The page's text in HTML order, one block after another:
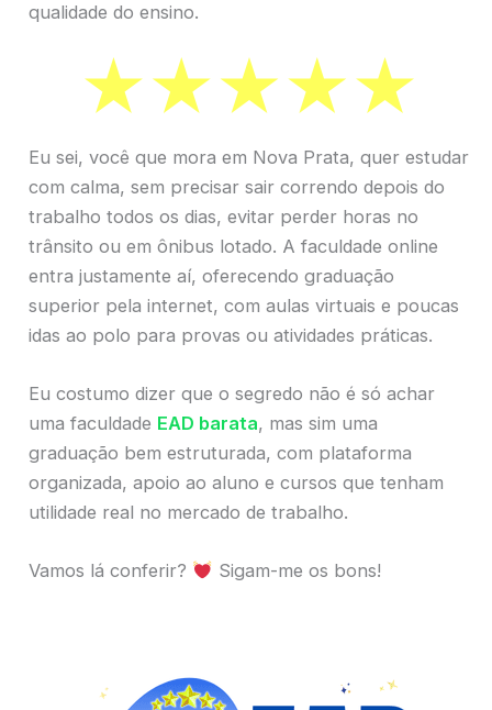
qualidade do ensino.
Eu sei, você que mora em Nova Prata, quer estudar
com calma, sem precisar sair correndo depois do
trabalho todos os dias, evitar perder horas no
trânsito ou em ônibus lotado. A faculdade online
entra justamente aí, oferecendo graduação
superior pela internet, com aulas virtuais e poucas
idas ao polo para provas ou atividades práticas.
Eu costumo dizer que o segredo não é só achar
uma faculdade EAD barata, mas sim uma
graduação bem estruturada, com plataforma
organizada, apoio ao aluno e cursos que tenham
utilidade real no mercado de trabalho.
Vamos lá conferir? Sigam-me os bons!